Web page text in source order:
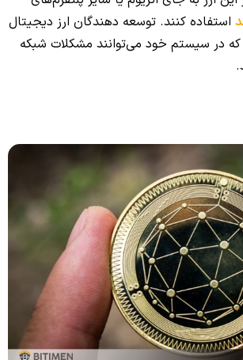
استفاده کنند. توسعه دهندگان ارز دیجیتال
که در سیستم خود می‌توانند مشکلات شبکه